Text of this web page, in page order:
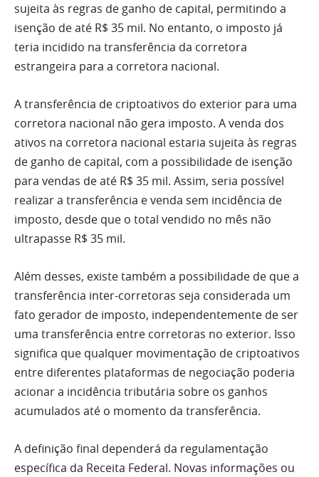
sujeita às regras de ganho de capital, permitindo a
isenção de até R$ 35 mil. No entanto, o imposto já
teria incidido na transferência da corretora
estrangeira para a corretora nacional.
A transferência de criptoativos do exterior para uma
corretora nacional não gera imposto. A venda dos
ativos na corretora nacional estaria sujeita às regras
de ganho de capital, com a possibilidade de isenção
para vendas de até R$ 35 mil. Assim, seria possível
realizar a transferência e venda sem incidência de
imposto, desde que o total vendido no mês não
ultrapasse R$ 35 mil.
Além desses, existe também a possibilidade de que a
transferência inter-corretoras seja considerada um
fato gerador de imposto, independentemente de ser
uma transferência entre corretoras no exterior. Isso
significa que qualquer movimentação de criptoativos
entre diferentes plataformas de negociação poderia
acionar a incidência tributária sobre os ganhos
acumulados até o momento da transferência.
A definição final dependerá da regulamentação
específica da Receita Federal. Novas informações ou